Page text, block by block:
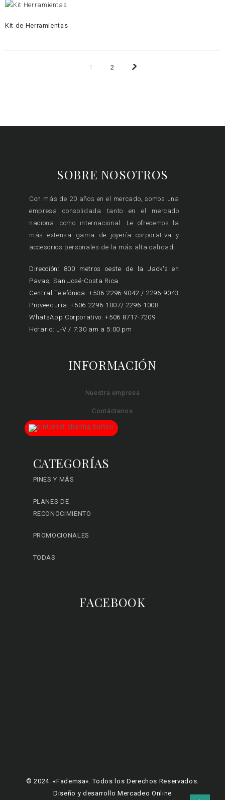
Kit de Herramientas
1 2
SOBRE NOSOTROS
Con más de 20 años en el mercado, somos una
empresa consolidada tanto en el mercado
nacional como internacional. Le ofrecemos la
más extensa gama de joyería corporativa y
accesorios personales de la más alta calidad.
Dirección: 800 metros oeste de la Jack's en
Pavas; San José-Costa Rica
Central Telefónica: +506 2296-9042 / 2296-9043
Proveeduría: +506 2296-1007/ 2296-1008
WhatsApp Corporativo: +506 8717-7209
Horario: L-V / 7:30 am a 5:00 pm
INFORMACIÓN
Nuestra empresa
Contáctenos
CATEGORÍAS
PINES Y MÁS
PLANES DE
RECONOCIMIENTO
PROMOCIONALES
TODAS
FACEBOOK
© 2024. «Fademsa». Todos los Derechos Reservados.
Diseño y desarrollo Mercadeo Online